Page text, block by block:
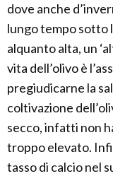
dove anche
lungo tempo sotto
alquanto alta, un
vita dell’olivo è
pregiudicarne la
coltivazione
secco, infatti non
troppo elevato.
tasso di calcio nel